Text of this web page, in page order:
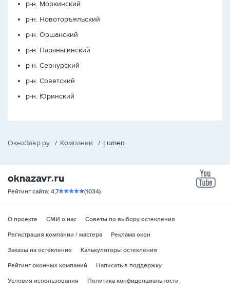
р-н. Моркинский
р-н. Новоторъяльский
р-н. Оршанский
р-н. Параньгинский
р-н. Сернурский
р-н. Советский
р-н. Юринский
ОкнаЗавр.ру / Компании / Lumen
Рейтинг сайта: 4,7 (1034)
О проекте СМИ о нас
Советы по выбору остекления
Регистрация компании / мастера
Реклама окон
Заказы на остекление
Калькуляторы остекления
Рейтинг оконных компаний
Написать в поддержку
Условия использования
Политика конфиденциальности